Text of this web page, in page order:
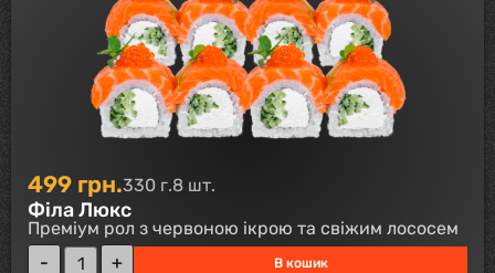
499 грн.330 г.8 шт.
Філа Люкс
Преміум рол з червоною ікрою та свіжим лососем
В кошик